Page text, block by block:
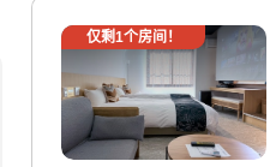
仅剩1个房间！